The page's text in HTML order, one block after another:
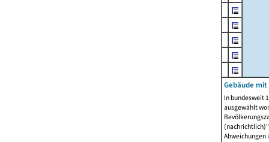
Gebäude mit
In bundesweit
ausgewählt
Abweichungen